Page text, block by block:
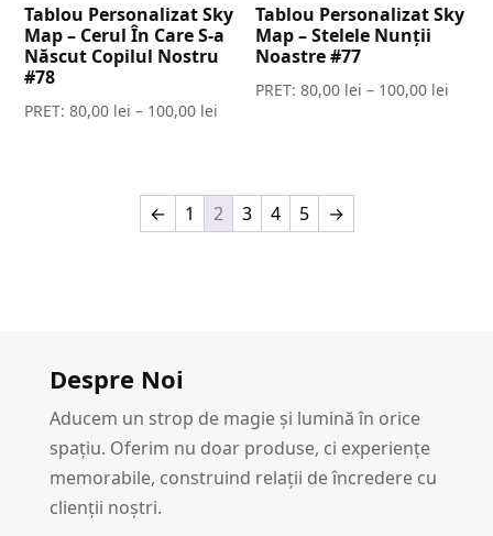
Tablou Personalizat Sky
Map – Cerul În Care S-a
Născut Copilul Nostru
#78
PRET:80,00 lei – 100,00 lei
Tablou Personalizat Sky
Map – Stelele Nunții
Noastre #77
PRET:80,00 lei – 100,00 lei
← 1 2 3 4 5 →
Despre Noi
Aducem un strop de magie și lumină în orice
spațiu. Oferim nu doar produse, ci experiențe
memorabile, construind relații de încredere cu
clienții noștri.